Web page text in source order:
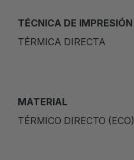
TÉCNICA DE IMPRESIÓN
TÉRMICA DIRECTA
MATERIAL
TÉRMICO DIRECTO (ECO)